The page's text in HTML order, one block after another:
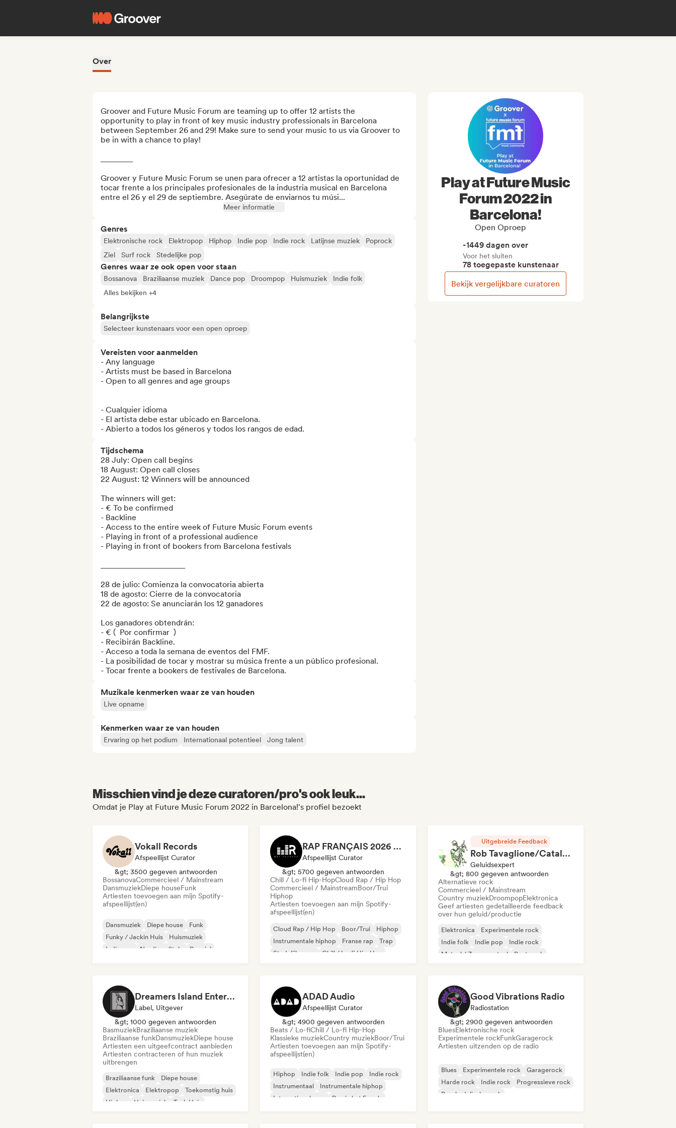
Over
Groover and Future Music Forum are teaming up to offer 12 artists the
opportunity to play in front of key music industry professionals in Barcelona
between September 26 and 29! Make sure to send your music to us via Groover to
be in with a chance to play!
Groover y Future Music Forum se unen para ofrecer a 12 artistas la oportunidad de
tocar frente a los principales profesionales de la industria musical en Barcelona
entre el 26 y el 29 de septiembre. Asegúrate de enviarnos tu músi...
Meer informatie
Genres
Elektronische rock Elektropop Hiphop Indie pop Indie rock Latijnse muziek
Poprock
Ziel
Surf rock Stedelijke pop
Genres waar ze ook open voor staan
Bossanova Braziliaanse muziek Dance pop Droompop Huismuziek
Indie folk
Alles bekijken +4
Belangrijkste
Selecteer kunstenaars voor een open oproep
Vereisten voor aanmelden
- Any language
- Artists must be based in Barcelona
- Open to all genres and age groups
- Cualquier idioma
- El artista debe estar ubicado en Barcelona.
- Abierto a todos los géneros y todos los rangos de edad.
Tijdschema
28 July: Open call begins
18 August: Open call closes
22 August: 12 Winners will be announced
The winners will get:
- € To be confirmed
- Backline
- Access to the entire week of Future Music Forum events
- Playing in front of a professional audience
- Playing in front of bookers from Barcelona festivals
28 de julio: Comienza la convocatoria abierta
18 de agosto: Cierre de la convocatoria
22 de agosto: Se anunciarán los 12 ganadores
Los ganadores obtendrán:
- € (  Por confirmar  )
- Recibirán Backline.
- Acceso a toda la semana de eventos del FMF.
- La posibilidad de tocar y mostrar su música frente a un público profesional.
- Tocar frente a bookers de festivales de Barcelona.
Muzikale kenmerken waar ze van houden
Live opname
Kenmerken waar ze van houden
Ervaring op het podium Internationaal potentieel Jong talent
Play at Future Music
Forum 2022 in
Barcelona!
Open Oproep
-1449 dagen over
Voor het sluiten
78 toegepaste kunstenaar
Bekijk vergelijkbare curatoren
Misschien vind je deze curatoren/pro's ook leuk...
Omdat je Play at Future Music Forum 2022 in Barcelona!'s profiel bezoekt
Vokall Records
Afspeellijst Curator
&gt; 3500 gegeven antwoorden
BossanovaCommercieel / Mainstream
DansmuziekDiepe houseFunk
Artiesten toevoegen aan mijn Spotify-
afspeellijst(en)
Dansmuziek Diepe house
Funk
Funky / Jackin Huis
Huismuziek
Indie pop
Nu-disco/Italo Popziel
RAP FRANÇAIS 2026 🔥🇫🇷 (Way Records)
Afspeellijst Curator
&gt; 5700 gegeven antwoorden
Chill / Lo-fi Hip-HopCloud Rap / Hip Hop
Commercieel / MainstreamBoor/Trui
Hiphop
Artiesten toevoegen aan mijn Spotify-
afspeellijst(en)
Cloud Rap / Hip Hop Boor/Trui
Hiphop
Instrumentale hiphop
Franse rap
Trap
Stedelijke pop
Chill / Lo-fi Hip-Hop
Uitgebreide Feedback
Rob Tavaglione/Catalyst Recording
Geluidsexpert
&gt; 800 gegeven antwoorden
Alternatieve rock
Commercieel / Mainstream
Country muziekDroompopElektronica
Geef artiesten gedetailleerde feedback
over hun geluid/productie
Elektronica
Experimentele rock
Indie folk
Indie pop
Indie rock
Metaal / Zwaar metaal
Post punk
Dreamers Island Entertainment
Label, Uitgever
&gt; 1000 gegeven antwoorden
BasmuziekBraziliaanse muziek
Braziliaanse funkDansmuziekDiepe house
Artiesten een uitgeefcontract aanbieden
Artiesten contracteren of hun muziek
uitbrengen
Braziliaanse funk
Diepe house
Elektronica
Elektropop
Toekomstig huis
Hiphop
Huismuziek Tech Huis
ADAD Audio
Afspeellijst Curator
&gt; 4900 gegeven antwoorden
Beats / Lo-fiChill / Lo-fi Hip-Hop
Klassieke muziekCountry muziekBoor/Trui
Artiesten toevoegen aan mijn Spotify-
afspeellijst(en)
Hiphop Indie folk Indie pop
Indie rock
Instrumentaal
Instrumentale hiphop
Internationale rap
Rap in het Engels
Good Vibrations Radio
Radiostation
&gt; 2900 gegeven antwoorden
BluesElektronische rock
Experimentele rockFunkGaragerock
Artiesten uitzenden op de radio
Blues Experimentele rock
Garagerock
Harde rock
Indie rock
Progressieve rock
Psychedelische rock